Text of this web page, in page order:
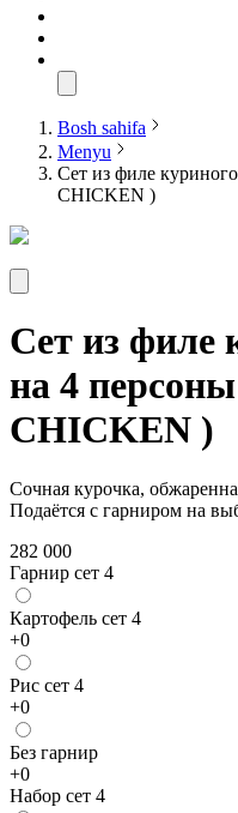
Bosh sahifa
Menyu
Сет из филе
CHICKEN )
Сет из филе
на 4
CHICKEN )
Сочная курочка,
Подаётся с гарниром на
282 000
Гарнир сет 4
Картофель сет 4
+0
Рис сет 4
+0
Без гарнир
+0
Набор сет 4